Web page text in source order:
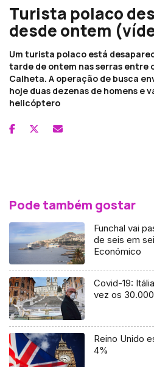
Turista polaco
desde ontem
Um turista polaco está
tarde de ontem nas serras entre
Calheta. A operação de busca
hoje duas dezenas de homens e
helicóptero
Pode também gostar
Funchal vai
de seis em
Económico
Covid-19:
vez os
Reino Unido
4%